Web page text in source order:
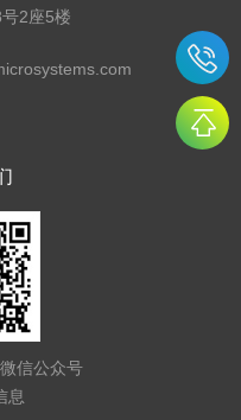
2座5楼
信公众号
息